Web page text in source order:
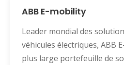
ABB E-mobility
Leader mondial des
véhicules électriques, ABB
plus large portefeuille de